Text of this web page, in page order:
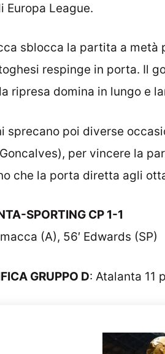
Europa League.
sblocca la partita a
respinge in porta. Il
ripresa domina in lungo e
sprecano poi diverse
per vincere la
che la porta diretta agli
SPORTING CP 1-1
(A), 56′ Edwards (SP)
GRUPPO D: Atalanta 11